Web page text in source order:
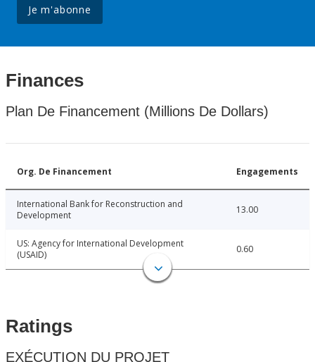
Je m'abonne
Finances
Plan De Financement (Millions De Dollars)
Org. De Financement Engagements
International Bank for Reconstruction and
Development
13.00
US: Agency for International Development
(USAID)
0.60
Ratings
EXÉCUTION DU PROJET